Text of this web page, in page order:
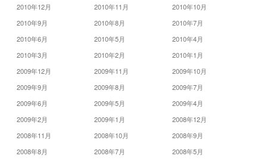
2010年12月
2010年11月
2010年10月
2010年9月
2010年8月
2010年7月
2010年6月
2010年5月
2010年4月
2010年3月
2010年2月
2010年1月
2009年12月
2009年11月
2009年10月
2009年9月
2009年8月
2009年7月
2009年6月
2009年5月
2009年4月
2009年2月
2009年1月
2008年12月
2008年11月
2008年10月
2008年9月
2008年8月
2008年7月
2008年5月